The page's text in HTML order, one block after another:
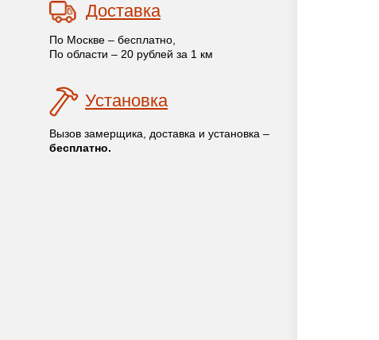
Доставка
По Москве – бесплатно,
По области – 20 рублей за 1 км
Установка
Вызов замерщика, доставка и установка –
бесплатно.